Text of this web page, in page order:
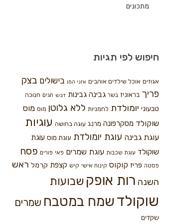
מתכונים
חיפוש לפי תגיות
אגוזים אוכל שילדים אוהבים אזני המן בישולים בצק
פריך בראוניז בשר גבינה גבינות דבש חגים חנוכה
טבעוני יומולדת לחמניות ללא גלוטן מוס מוס
שוקולד מסקרפונה מרנג עוגה בחושה עוגיות
עוגת גבינה עוגת יומולדת עוגת מוס עוגת
שוקולד עוגת שכבות עוגת שמרים פאי פורים פסח
פסטה פריז קוקוס קינוח אישי קיש קצפת קרמל ראש
השנה רות אופק שבועות
שוקולד שמח במטבח שמרים
שקדים